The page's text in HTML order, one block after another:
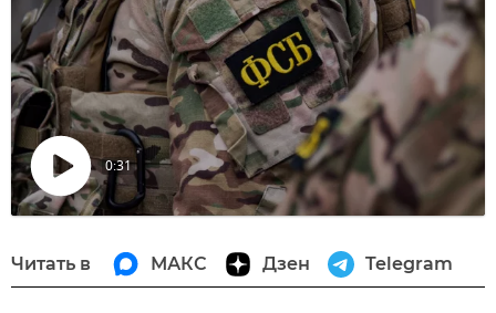
Воспроизвести
0:31
Читать в МАКС Дзен Telegram